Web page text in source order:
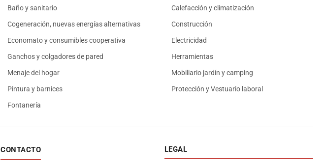
Baño y sanitario Calefacción y climatización
Cogeneración, nuevas energías alternativas Construcción
Economato y consumibles cooperativa Electricidad
Ganchos y colgadores de pared Herramientas
Menaje del hogar Mobiliario jardín y camping
Pintura y barnices Protección y Vestuario laboral
Fontanería
CONTACTO LEGAL
Asesor El Arroyo